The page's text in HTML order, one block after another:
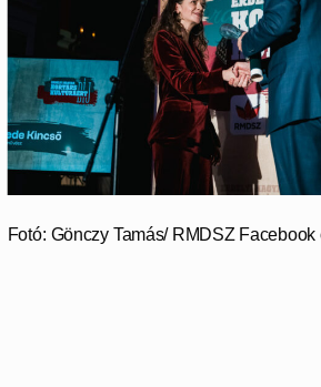
Fotó: Gönczy Tamás/ RMDSZ Facebook